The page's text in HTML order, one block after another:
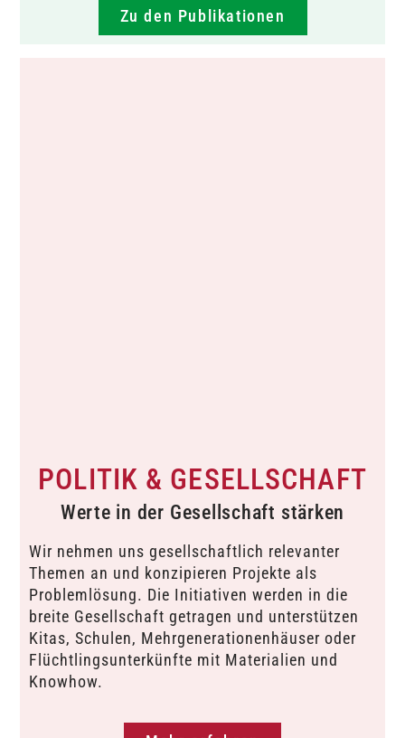
Zu den Publikationen
POLITIK & ­GESELLSCHAFT
Werte in der Gesellschaft stärken
Wir nehmen uns gesellschaftlich relevanter
Themen an und konzipieren Projekte als
Problemlösung. Die Initiativen werden in die
breite Gesellschaft getragen und unterstützen
Kitas, Schulen, Mehrgenerationenhäuser oder
Flüchtlingsunterkünfte mit Materialien und
Knowhow.